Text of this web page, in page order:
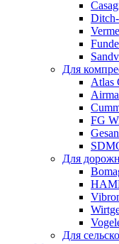
Для
Atlas
FG
Gesan
Для
Для